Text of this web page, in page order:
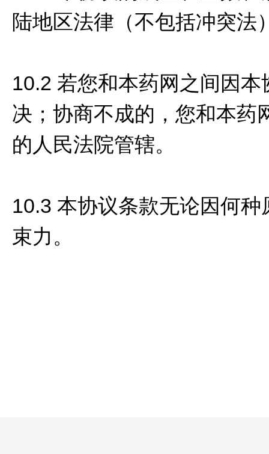
陆地区法律（不包括冲突法
10.2 若您和本药网之间因
决；协商不成的，您和本药
的人民法院管辖。
10.3 本协议条款无论因何
束力。